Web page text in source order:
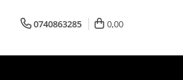
0740863285 0,00